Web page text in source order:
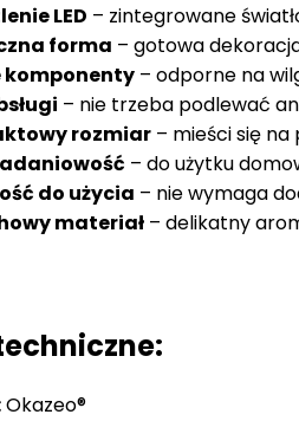
LED – zintegrowane
forma – gotowa
komponenty– odporne na
– nie trzeba podlewać
rozmiar– mieści się na
– do użytku
do użycia – nie wymaga
materiał– delikatny
Okazeo®